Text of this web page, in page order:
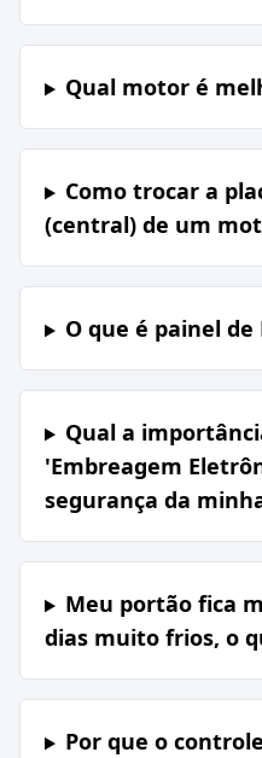
Qual motor é
Como trocar a
(central) de um
O que é painel de
Qual a
'Embreagem
segurança da
Meu portão fica
dias muito frios, o
Por que o